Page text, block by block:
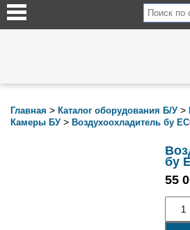
Главная > Каталог оборудования Б/У >
Камеры БУ > Воздухоохладитель бу
бу
55
товара